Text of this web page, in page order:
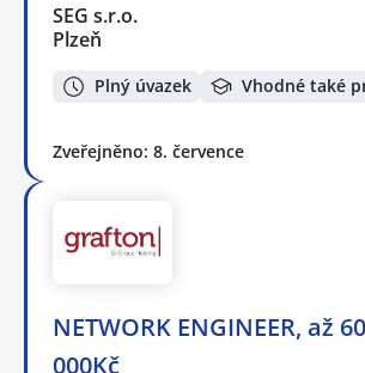
SEG s.r.o.
Plzeň
Plný úvazek Vhodné také
Zveřejněno: 8. července
NETWORK ENGINEER, až 60
000Kč